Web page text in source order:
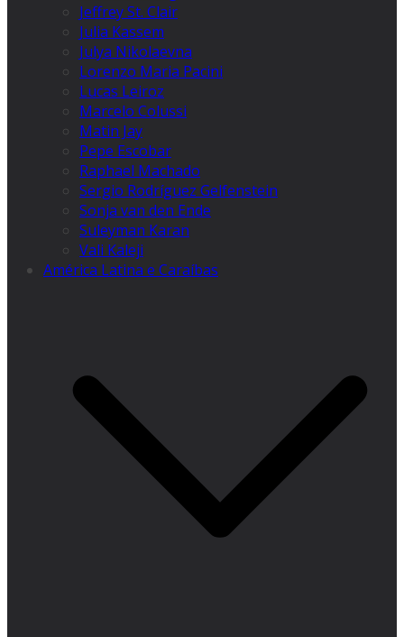
Jeffrey St. Clair
Julia Kassem
Julya Nikolaevna
Lorenzo Maria Pacini
Lucas Leiroz
Marcelo Colussi
Matin Jay
Pepe Escobar
Raphael Machado
Sergio Rodríguez Gelfenstein
Sonja van den Ende
Suleyman Karan
Vali Kaleji
América Latina e Caraíbas